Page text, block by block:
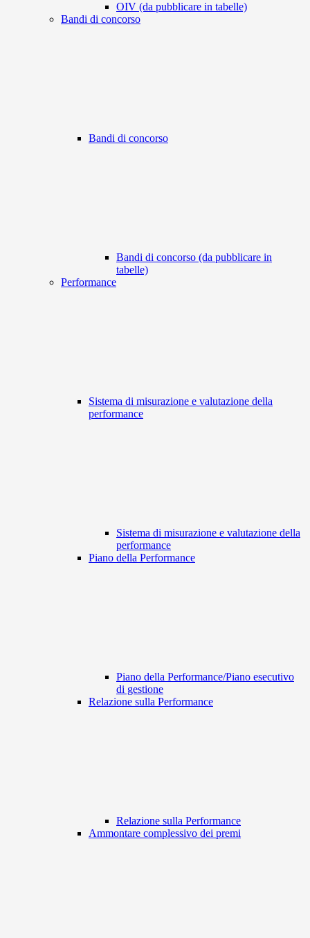
OIV (da pubblicare in tabelle)
Bandi di concorso
Bandi di concorso
Bandi di concorso (da pubblicare in
tabelle)
Performance
Sistema di misurazione e valutazione della
performance
Sistema di misurazione e valutazione della
performance
Piano della Performance
Piano della Performance/Piano esecutivo
di gestione
Relazione sulla Performance
Relazione sulla Performance
Ammontare complessivo dei premi